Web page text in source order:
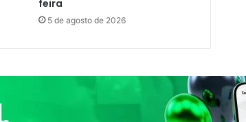
feira
5 de agosto de 2026